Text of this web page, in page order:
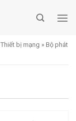
Thiết bị mạng » Bộ phát